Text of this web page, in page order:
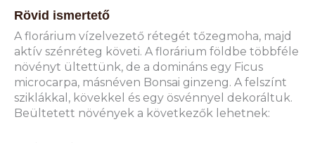
Rövid ismertető
A florárium vízelvezető rétegét tőzegmoha, majd
aktív szénréteg követi. A florárium földbe többféle
növényt ültettünk, de a domináns egy Ficus
microcarpa, másnéven Bonsai ginzeng. A felszínt
sziklákkal, kövekkel és egy ösvénnyel dekoráltuk.
Beültetett növények a következők lehetnek: